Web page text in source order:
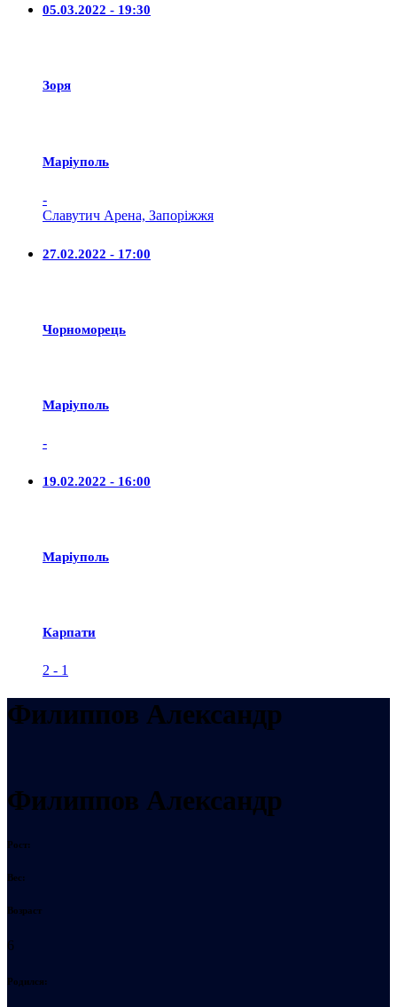
05.03.2022 - 19:30
Зоря
Маріуполь
-
Славутич Арена, Запоріжжя
27.02.2022 - 17:00
Чорноморець
Маріуполь
-
19.02.2022 - 16:00
Маріуполь
Карпати
2 - 1
Филиппов Александр
Филиппов Александр
Рост:
Вес:
Возраст
6
Родился: